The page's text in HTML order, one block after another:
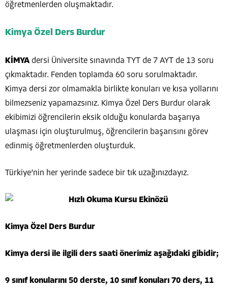
öğretmenlerden oluşmaktadır.
Kimya Özel Ders Burdur
KİMYA dersi Üniversite sınavında TYT de 7 AYT de 13 soru
çıkmaktadır. Fenden toplamda 60 soru sorulmaktadır.
Kimya dersi zor olmamakla birlikte konuları ve kısa yollarını
bilmezseniz yapamazsınız. Kimya Özel Ders Burdur olarak
ekibimizi öğrencilerin eksik olduğu konularda başarıya
ulaşması için oluşturulmuş, öğrencilerin başarısını görev
edinmiş öğretmenlerden oluşturduk.
Türkiye’nin her yerinde sadece bir tık uzağınızdayız.
Kimya Özel Ders Burdur
Kimya dersi ile ilgili ders saati önerimiz aşağıdaki gibidir;
9 sınıf konularını 50 derste, 10 sınıf konuları 70 ders, 11